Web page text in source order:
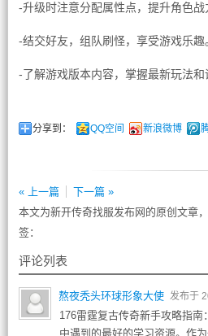
-升级时注意分配属性点，提升角色战
-结交好友，组队刷怪，享受游戏乐趣
-了解游戏版本内容，掌握最新玩法和
分享到： QQ空间 新浪微博
« 上一篇
下一篇 »
本文为新开传奇找服发布网的原创文章
签：
评论列表
熬夜秃头环球形象大使 发布于
176雷霆复古传奇新手攻略指
中遇到的最好的学习资源。作